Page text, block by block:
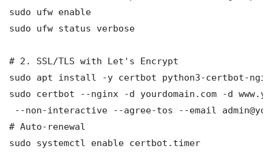
sudo ufw enable
sudo ufw status verbose
# 2. SSL/TLS with Let's Encrypt
sudo apt install -y certbot python3-certbot-
sudo certbot --nginx -d yourdomain.com -d
--non-interactive --agree-tos --email
# Auto-renewal
sudo systemctl enable certbot.timer